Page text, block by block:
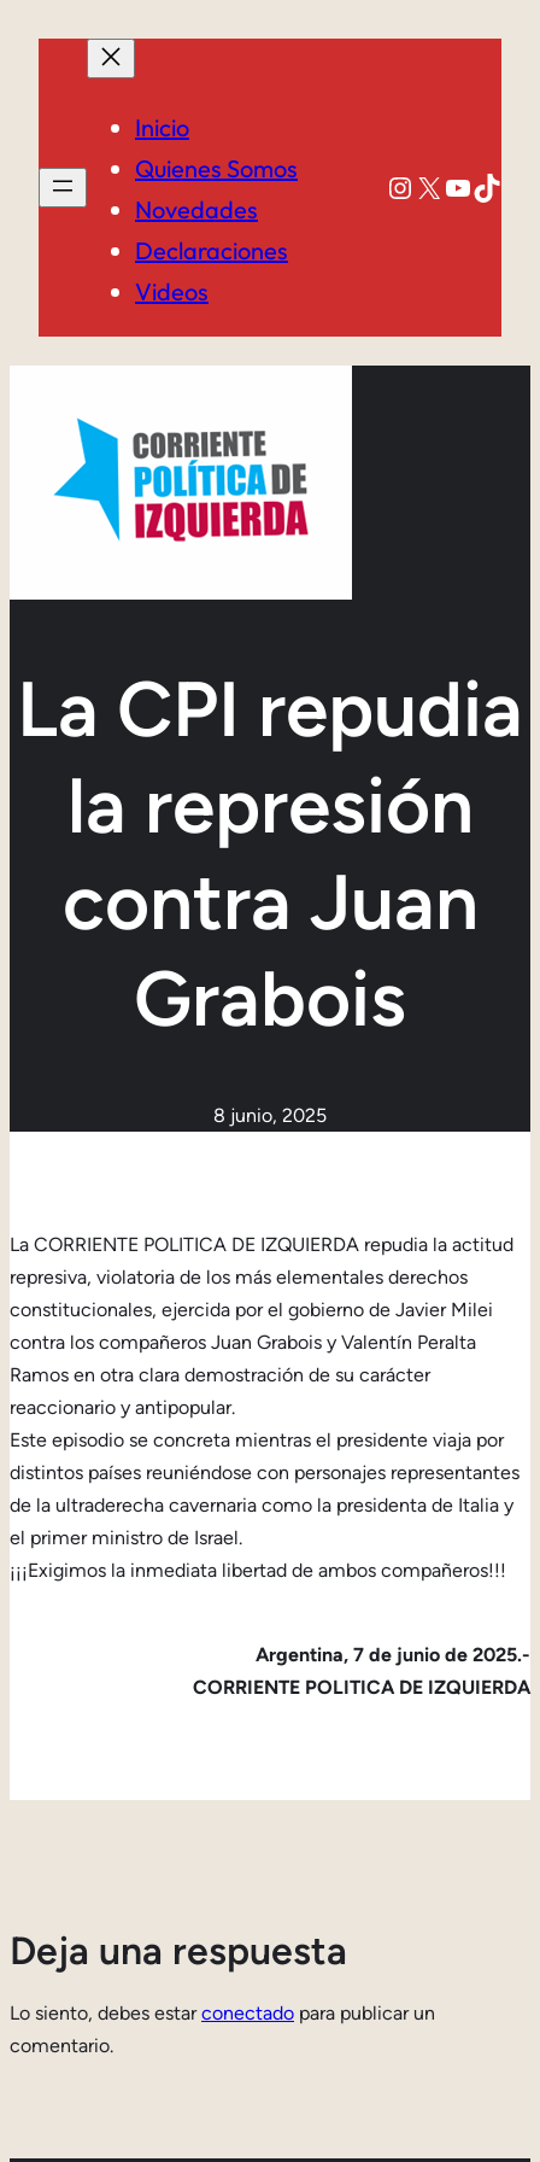
Inicio
Quienes Somos
Novedades
Declaraciones
Videos
Instagram
X
La CPI repudia
la represión
contra Juan
Grabois
8 junio, 2025
La CORRIENTE POLITICA DE IZQUIERDA repudia la actitud
represiva, violatoria de los más elementales derechos
constitucionales, ejercida por el gobierno de Javier Milei
contra los compañeros Juan Grabois y Valentín Peralta
Ramos en otra clara demostración de su carácter
reaccionario y antipopular.
Este episodio se concreta mientras el presidente viaja por
distintos países reuniéndose con personajes representantes
de la ultraderecha cavernaria como la presidenta de Italia y
el primer ministro de Israel.
¡¡¡Exigimos la inmediata libertad de ambos compañeros!!!
Argentina, 7 de junio de 2025.-
CORRIENTE POLITICA DE IZQUIERDA
Deja una respuesta
Lo siento, debes estarconectado para publicar un
comentario.